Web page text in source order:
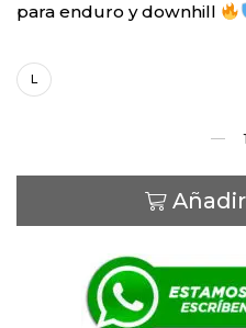
para enduro y downhill
L